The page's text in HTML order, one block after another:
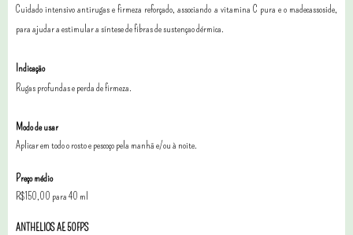
Cuidado intensivo antirugas e firmeza reforçado, associando a vitamina C pura e o madecassoside,
para ajudar a estimular a síntese de fibras de sustençao dérmica.
Indicação
Rugas profundas e perda de firmeza.
Modo de usar
Aplicar em todo o rosto e pescoço pela manhã e/ou à noite.
Preço médio
R$150,00 para 40 ml
ANTHELIOS AE 50FPS